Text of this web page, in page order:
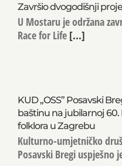
Završio dvogodišnji
U Mostaru je održana
Race for Life [...]
KUD „OSS” Posavski
baštinu na jubilarnoj
folklora u Zagrebu
Kulturno-umjetničko
Posavski Bregi uspješno